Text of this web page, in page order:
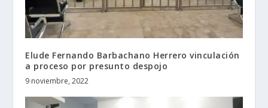
Elude Fernando Barbachano Herrero vinculación
a proceso por presunto despojo
9 noviembre, 2022